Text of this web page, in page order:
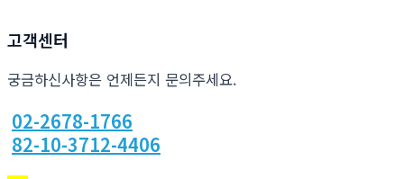
고객센터
궁금하신사항은 언제든지 문의주세요.
02-2678-1766
82-10-3712-4406